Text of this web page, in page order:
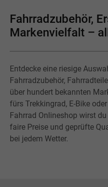
Fahrradzubehör,
Markenvielfalt –
Entdecke eine riesige
Fahrradzubehör,
über hundert bekannten
fürs Trekkingrad, E-Bike
Fahrrad Onlineshop wirst
faire Preise und geprüfte
bei jedem Wetter.